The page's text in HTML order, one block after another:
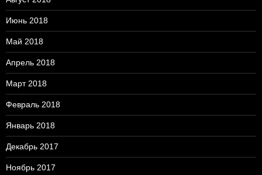
Июнь 2018
Май 2018
Апрель 2018
Март 2018
Февраль 2018
Январь 2018
Декабрь 2017
Ноябрь 2017